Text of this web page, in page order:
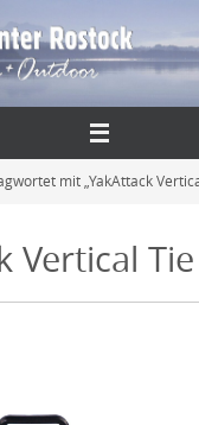
mit „YakAttack
Vertical